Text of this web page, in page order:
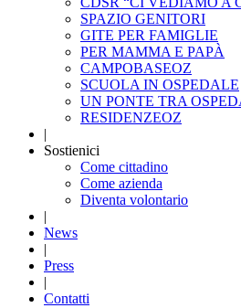
SPAZIO GENITORI
GITE PER FAMIGLIE
PER MAMMA E PAPÀ
CAMPOBASEOZ
SCUOLA IN OSPEDALE
UN PONTE TRA
RESIDENZEOZ
|
Sostienici
Come cittadino
Come azienda
Diventa volontario
|
News
|
Press
|
Contatti